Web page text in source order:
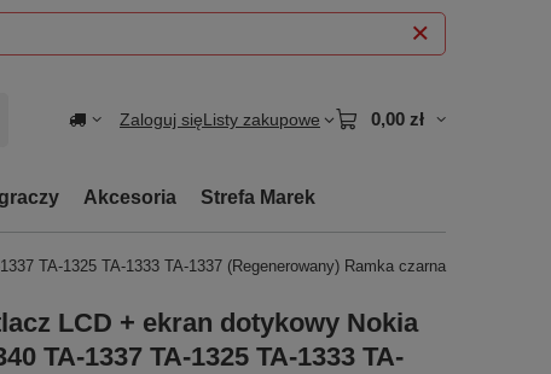
Zaloguj sięListy zakupowe 0,00 zł
Akcesoria Strefa Marek
TA-1325 TA-1333 TA-1337 (Regenerowany) Ramka czarna
LCD + ekran dotykowy Nokia
TA-1337 TA-1325 TA-1333 TA-